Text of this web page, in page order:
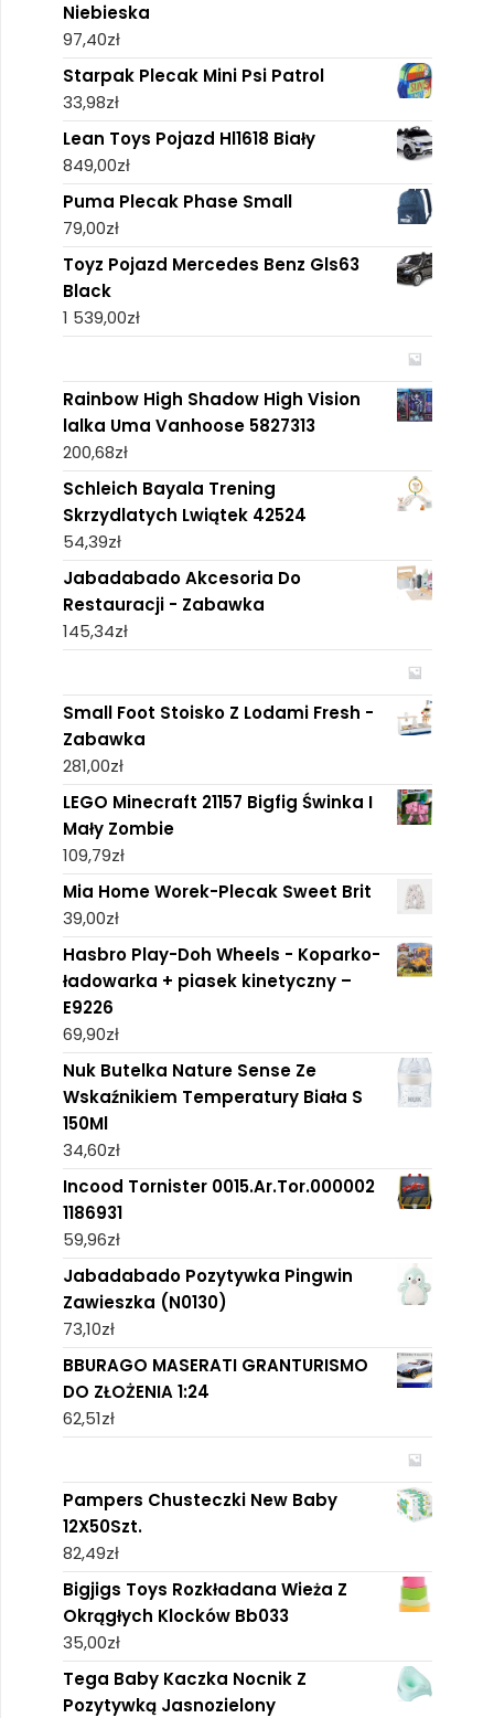
Niebieska
97,40zł
Starpak Plecak Mini Psi Patrol
33,98zł
Lean Toys Pojazd Hl1618 Biały
849,00zł
Puma Plecak Phase Small
79,00zł
Toyz Pojazd Mercedes Benz Gls63
Black
1 539,00zł
Rainbow High Shadow High Vision
lalka Uma Vanhoose 5827313
200,68zł
Schleich Bayala Trening
Skrzydlatych Lwiątek 42524
54,39zł
Jabadabado Akcesoria Do
Restauracji - Zabawka
145,34zł
Small Foot Stoisko Z Lodami Fresh -
Zabawka
281,00zł
LEGO Minecraft 21157 Bigfig Świnka I
Mały Zombie
109,79zł
Mia Home Worek-Plecak Sweet Brit
39,00zł
Hasbro Play-Doh Wheels - Koparko-
ładowarka + piasek kinetyczny –
E9226
69,90zł
Nuk Butelka Nature Sense Ze
Wskaźnikiem Temperatury Biała S
150Ml
34,60zł
Incood Tornister 0015.Ar.Tor.000002
1186931
59,96zł
Jabadabado Pozytywka Pingwin
Zawieszka (N0130)
73,10zł
BBURAGO MASERATI GRANTURISMO
DO ZŁOŻENIA 1:24
62,51zł
Pampers Chusteczki New Baby
12X50Szt.
82,49zł
Bigjigs Toys Rozkładana Wieża Z
Okrągłych Klocków Bb033
35,00zł
Tega Baby Kaczka Nocnik Z
Pozytywką Jasnozielony